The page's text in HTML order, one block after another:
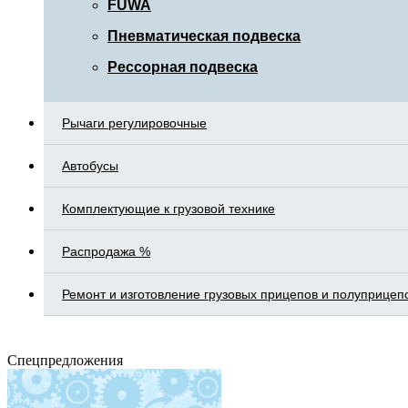
FUWA
Пневматическая подвеска
Рессорная подвеска
Рычаги регулировочные
Автобусы
Комплектующие к грузовой технике
Распродажа %
Ремонт и изготовление грузовых прицепов и
Спецпредложения